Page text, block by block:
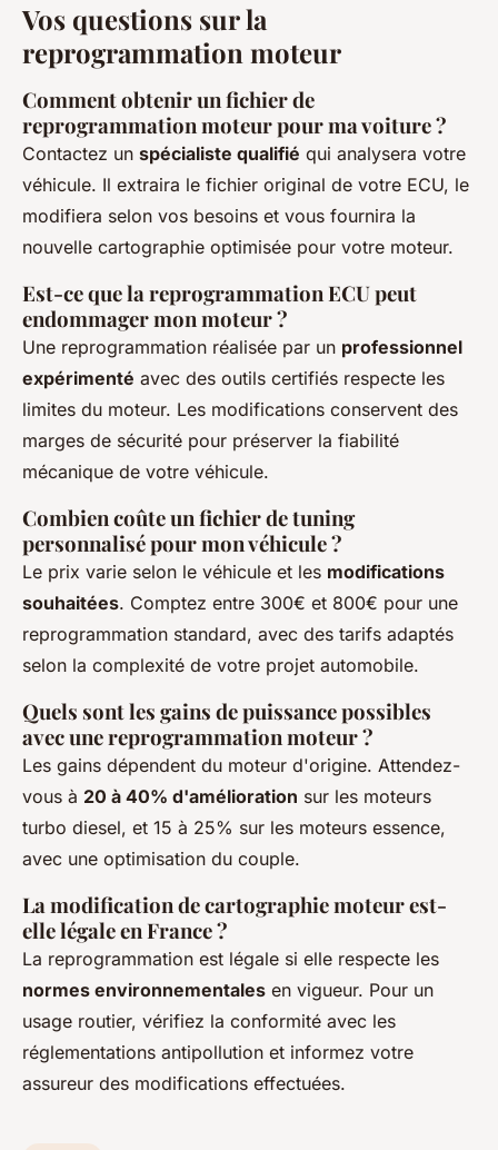
Vos questions sur la
reprogrammation moteur
Comment obtenir un fichier de
reprogrammation moteur pour ma voiture ?
Contactez un spécialiste qualifié qui analysera votre
véhicule. Il extraira le fichier original de votre ECU, le
modifiera selon vos besoins et vous fournira la
nouvelle cartographie optimisée pour votre moteur.
Est-ce que la reprogrammation ECU peut
endommager mon moteur ?
Une reprogrammation réalisée par un professionnel
expérimenté avec des outils certifiés respecte les
limites du moteur. Les modifications conservent des
marges de sécurité pour préserver la fiabilité
mécanique de votre véhicule.
Combien coûte un fichier de tuning
personnalisé pour mon véhicule ?
Le prix varie selon le véhicule et les modifications
souhaitées. Comptez entre 300€ et 800€ pour une
reprogrammation standard, avec des tarifs adaptés
selon la complexité de votre projet automobile.
Quels sont les gains de puissance possibles
avec une reprogrammation moteur ?
Les gains dépendent du moteur d'origine. Attendez-
vous à 20 à 40% d'amélioration sur les moteurs
turbo diesel, et 15 à 25% sur les moteurs essence,
avec une optimisation du couple.
La modification de cartographie moteur est-
elle légale en France ?
La reprogrammation est légale si elle respecte les
normes environnementales en vigueur. Pour un
usage routier, vérifiez la conformité avec les
réglementations antipollution et informez votre
assureur des modifications effectuées.